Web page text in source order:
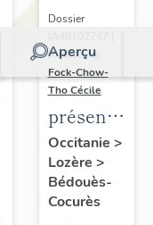
Aperçu
Dossier
Réalisé par
Fock-Chow-
Tho Cécile
de
l'ancienne
commune
Occitanie >
Lozère >
Bédouès-
Cocurès